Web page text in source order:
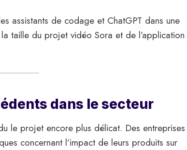
assistants de codage et ChatGPT dans une
taille du projet vidéo Sora et de l’application
dans le secteur
le projet encore plus délicat. Des entreprises
concernant l’impact de leurs produits sur